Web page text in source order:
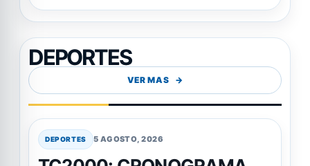
DEPORTES
VER MAS
DEPORTES 5 AGOSTO, 2026